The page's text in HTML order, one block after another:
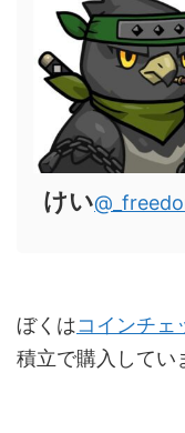
けい
ぼくはコインチェ
積立で購入してい